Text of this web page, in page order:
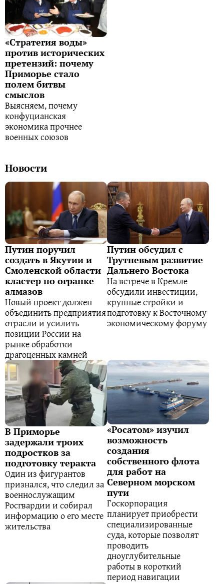
«Стратегия воды»
против исторических
претензий: почему
Приморье стало
полем битвы
смыслов
Выясняем, почему
конфуцианская
экономика прочнее
военных союзов
Новости
Путин поручил
создать в Якутии и
Смоленской области
кластер по огранке
алмазов
Новый проект должен
объединить предприятия
отрасли и усилить
позиции России на
рынке обработки
драгоценных камней
Путин обсудил с
Трутневым развитие
Дальнего Востока
На встрече в Кремле
обсудили инвестиции,
крупные стройки и
подготовку к Восточному
экономическому форуму
В Приморье
задержали троих
подростков за
подготовку теракта
Один из фигурантов
признался, что следил за
военнослужащим
Росгвардии и собирал
информацию о его месте
жительства
«Росатом» изучил
возможность
создания
собственного флота
для работ на
Северном морском
пути
Госкорпорация
планирует приобрести
специализированные
суда, которые позволят
проводить
дноуглубительные
работы в короткий
период навигации